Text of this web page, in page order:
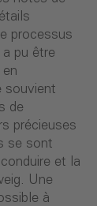
processus
pu être
souvient
de
précieuses
se sont
et la
Une
à